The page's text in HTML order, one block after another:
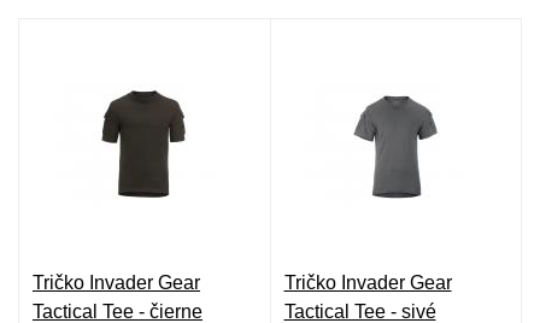
Tričko Invader Gear
Tactical Tee - čierne
Tričko Invader Gear
Tactical Tee - sivé